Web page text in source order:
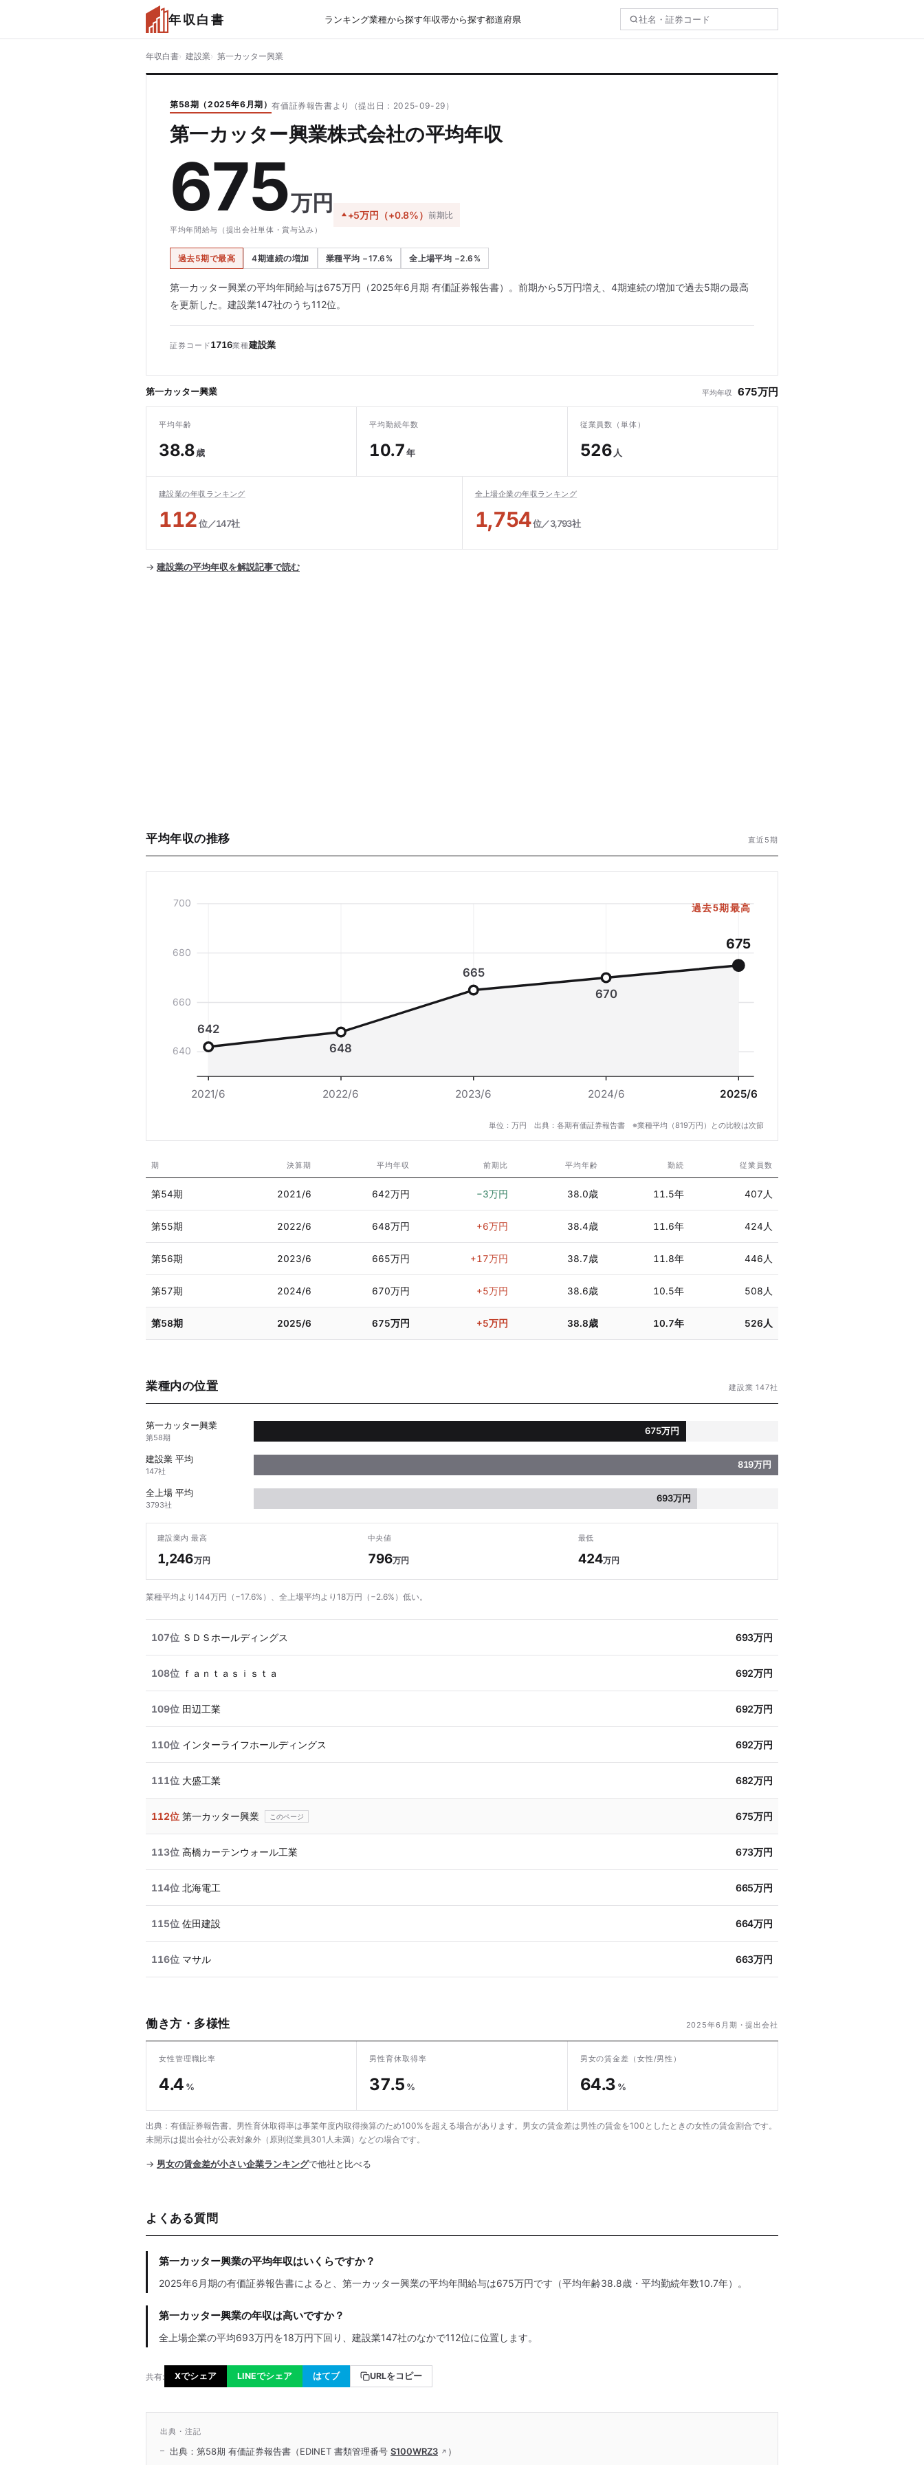
年収白書 ランキング業種から探す年収帯から探す都道府県
年収白書 建設業 第一カッター興業
第58期（2025年6月期）有価証券報告書より（提出日：2025-09-29）
第一カッター興業株式会社の平均年収
675万円
平均年間給与（提出会社単体・賞与込み）
+5万円（+0.8%） 前期比
過去5期で最高 4期連続の増加 業種平均 −17.6% 全上場平均 −2.6%
第一カッター興業の平均年間給与は675万円（2025年6月期 有価証券報告書）。前期から5万円増え、4期連続の増加で過去5期の最高
を更新した。建設業147社のうち112位。
証券コード1716業種建設業
第一カッター興業 平均年収 675万円
平均年齢
38.8歳
平均勤続年数
10.7 年
従業員数（単体）
526 人
建設業の年収ランキング
112位／147社
全上場企業の年収ランキング
1,754位／3,793社
→ 建設業の平均年収を解説記事で読む
平均年収の推移 直近5期
700
680
660
640
642
648
665
670
675
過去5期最高
2021/6 2022/6 2023/6 2024/6 2025/6
単位：万円 出典：各期有価証券報告書 ※業種平均（819万円）との比較は次節
期 決算期 平均年収 前期比 平均年齢 勤続 従業員数
第54期 2021/6 642万円 −3万円 38.0歳 11.5年 407人
第55期 2022/6 648万円 +6万円 38.4歳 11.6年 424人
第56期 2023/6 665万円 +17万円 38.7歳 11.8年 446人
第57期 2024/6 670万円 +5万円 38.6歳 10.5年 508人
第58期 2025/6 675万円 +5万円 38.8歳 10.7年 526人
業種内の位置 建設業 147社
第一カッター興業
第58期
675万円
建設業 平均
147社
819万円
全上場 平均
3793社
693万円
建設業内 最高
1,246万円
中央値
796万円
最低
424万円
業種平均より144万円（−17.6%）、全上場平均より18万円（−2.6%）低い。
107位 ＳＤＳホールディングス 693万円
108位 ｆａｎｔａｓｉｓｔａ 692万円
109位 田辺工業 692万円
110位 インターライフホールディングス 692万円
111位 大盛工業 682万円
112位 第一カッター興業 675万円
113位 高橋カーテンウォール工業 673万円
114位 北海電工 665万円
115位 佐田建設 664万円
116位 マサル 663万円
働き方・多様性 2025年6月期・提出会社
女性管理職比率
4.4 %
男性育休取得率
37.5 %
男女の賃金差 （女性/男性）
64.3 %
出典：有価証券報告書。男性育休取得率は事業年度内取得換算のため100%を超える場合があります。男女の賃金差は男性の賃金を100としたときの女性の賃金割合です。
未開示は提出会社が公表対象外（原則従業員301人未満）などの場合です。
→ 男女の賃金差が小さい企業ランキングで他社と比べる
よくある質問
第一カッター興業の平均年収はいくらですか？
2025年6月期の有価証券報告書によると、第一カッター興業の平均年間給与は675万円です（平均年齢38.8歳・平均勤続年数10.7年）。
第一カッター興業の年収は高いですか？
全上場企業の平均693万円を18万円下回り、建設業147社のなかで112位に位置します。
共有: Xでシェア LINEでシェア はてブ URLをコピー
出典・注記
出典：第58期 有価証券報告書（EDINET 書類管理番号 S100WRZ3 ）